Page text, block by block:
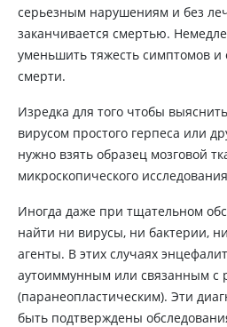
серьезным нарушениям и без
заканчивается смертью.
уменьшить тяжесть симптомов и
смерти.
Изредка для того чтобы
вирусом простого герпеса или
нужно взять образец мозговой
микроскопического
Иногда даже при тщательном
найти ни вирусы, ни бактерии,
агенты. В этих случаях
аутоиммунным или связанным с
(паранеопластическим). Эти
быть подтверждены